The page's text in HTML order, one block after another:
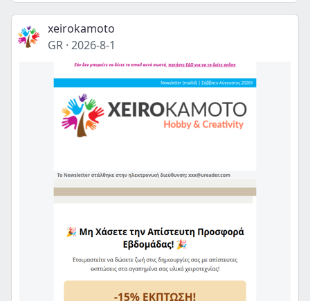
xeirokamoto
GR · 2026-8-1